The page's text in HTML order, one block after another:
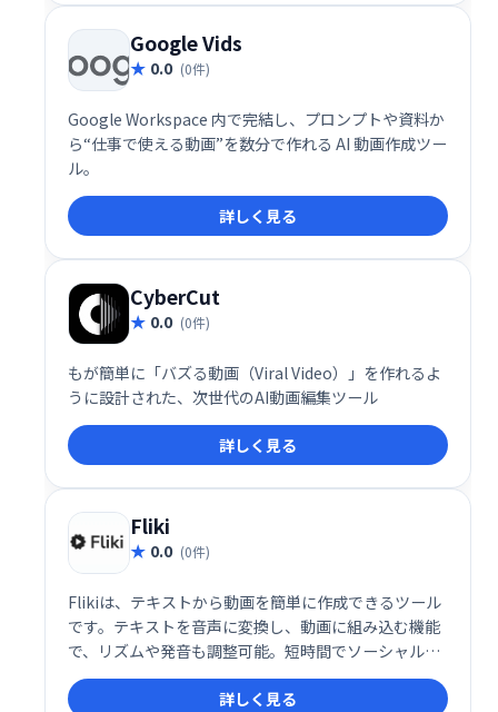
Google Vids
0.0 (0件)
Google Workspace 内で完結し、プロンプトや資料か
ら“仕事で使える動画”を数分で作れる AI 動画作成ツー
ル。
詳しく見る
CyberCut
0.0 (0件)
もが簡単に「バズる動画（Viral Video）」を作れるよ
うに設計された、次世代のAI動画編集ツール
詳しく見る
Fliki
0.0 (0件)
Flikiは、テキストから動画を簡単に作成できるツール
です。テキストを音声に変換し、動画に組み込む機能
で、リズムや発音も調整可能。短時間でソーシャルメ
ディア投稿向けの動画制作が可能です。有料プランで
は、テキスト入力だけで動画を自動生成する機能も利
詳しく見る